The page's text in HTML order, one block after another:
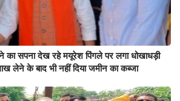
का सपना देख रहे मयूरेश पिंगले पर लगा धोखाधड़ी
लेने के बाद भी नहीं दिया जमीन का कब्जा